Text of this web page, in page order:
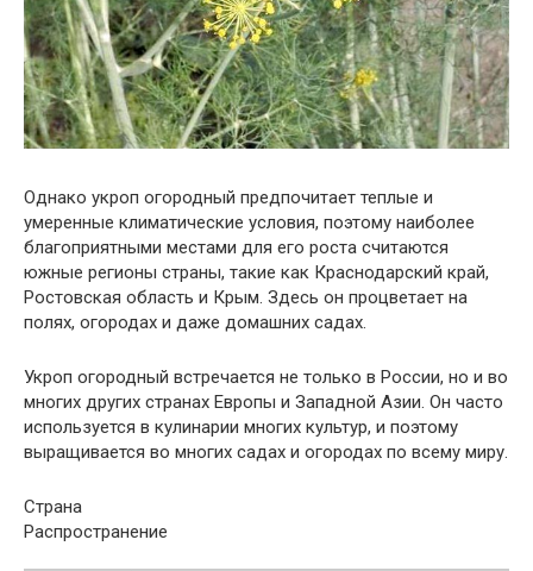
Однако укроп огородный предпочитает теплые и
умеренные климатические условия, поэтому наиболее
благоприятными местами для его роста считаются
южные регионы страны, такие как Краснодарский край,
Ростовская область и Крым. Здесь он процветает на
полях, огородах и даже домашних садах.
Укроп огородный встречается не только в России, но и во
многих других странах Европы и Западной Азии. Он часто
используется в кулинарии многих культур, и поэтому
выращивается во многих садах и огородах по всему миру.
Страна
Распространение